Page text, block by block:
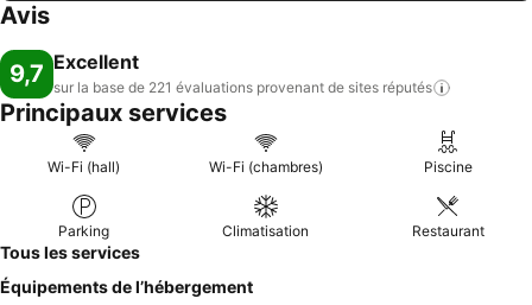
Avis
9,7 Excellent
sur la base de 221 évaluations provenant de sites réputés
Principaux services
Wi-Fi (hall) Wi-Fi (chambres) Piscine
Parking Climatisation Restaurant
Tous les services
Équipements de l’hébergement